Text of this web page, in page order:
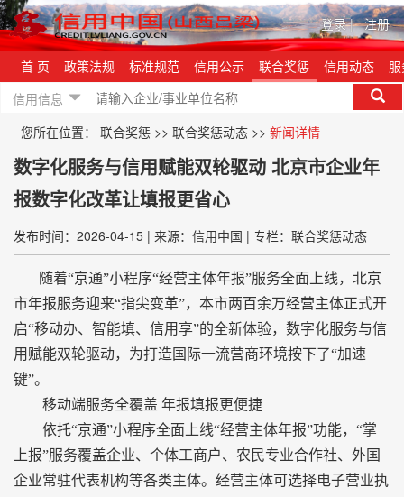
登录| 注册
首 页 政策法规 标准规范 信用公示 联合奖惩 信用动态
信用信息
您所在位置： 联合奖惩 >> 联合奖惩动态 >> 新闻详情
数字化服务与信用赋能双轮驱动 北京市企业年
报数字化改革让填报更省心
发布时间：2026-04-15 | 来源：信用中国 | 专栏：联合奖惩动态
随着“京通”小程序“经营主体年报”服务全面上线，北京
市年报服务迎来“指尖变革”，本市两百余万经营主体正式开
启“移动办、智能填、信用享”的全新体验，数字化服务与信
用赋能双轮驱动，为打造国际一流营商环境按下了“加速
键”。
移动端服务全覆盖 年报填报更便捷
依托“京通”小程序全面上线“经营主体年报”功能，“掌
上报”服务覆盖企业、个体工商户、农民专业合作社、外国
企业常驻代表机构等各类主体。经营主体可选择电子营业执